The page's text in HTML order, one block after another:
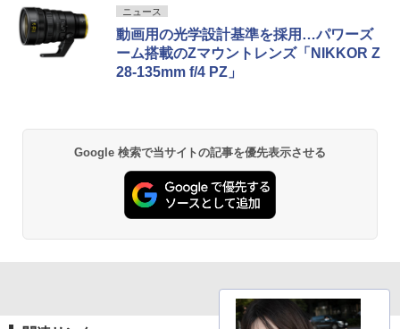
ニュース
動画用の光学設計基準を採用…パワーズ
ーム搭載のZマウントレンズ「NIKKOR Z
28-135mm f/4 PZ」
Google 検索で当サイトの記事を優先表示させる